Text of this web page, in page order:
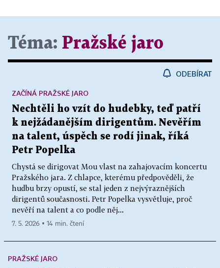
Téma: Pražské jaro
ODEBÍRAT
Nechtěli ho vzít do hudebky, teď patří
k nejžádanějším dirigentům. Nevěřím
na talent, úspěch se rodí jinak, říká
Petr Popelka
Chystá se dirigovat Mou vlast na zahajovacím koncertu
Pražského jara. Z chlapce, kterému předpověděli, že
hudbu brzy opustí, se stal jeden z nejvýraznějších
dirigentů současnosti. Petr Popelka vysvětluje, proč
nevěří na talent a co podle něj...
ZAČÍNÁ PRAŽSKÉ JARO
7. 5. 2026 ▪ 14 min. čtení
PRAŽSKÉ JARO